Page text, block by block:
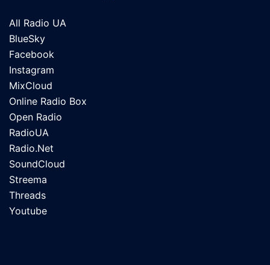
All Radio UA
BlueSky
Facebook
Instagram
MixCloud
Online Radio Box
Open Radio
RadioUA
Radio.Net
SoundCloud
Streema
Threads
Youtube